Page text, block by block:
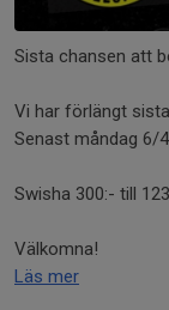
Sista chansen att
Vi har förlängt
Senast måndag 6/
Swisha 300:- till
Välkomna!
Läs mer